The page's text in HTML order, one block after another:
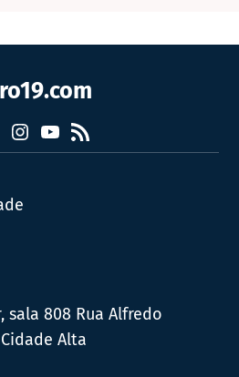
Instagram
YouTube
RSS
sala 808 Rua Alfredo
Alta